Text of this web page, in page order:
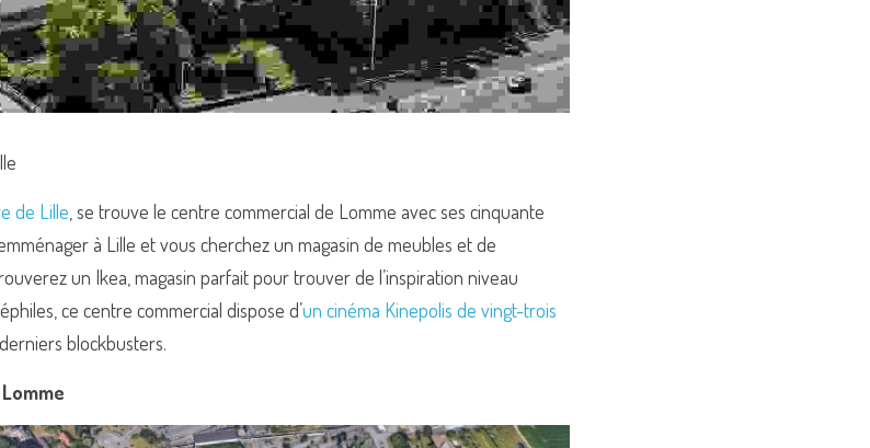
de Lille , se trouve le centre commercial de Lomme avec ses cinquante
à Lille et vous cherchez un magasin de meubles et de
un Ikea, magasin parfait pour trouver de l’inspiration niveau
ce centre commercial dispose d’un cinéma Kinepolis de vingt-trois
blockbusters.